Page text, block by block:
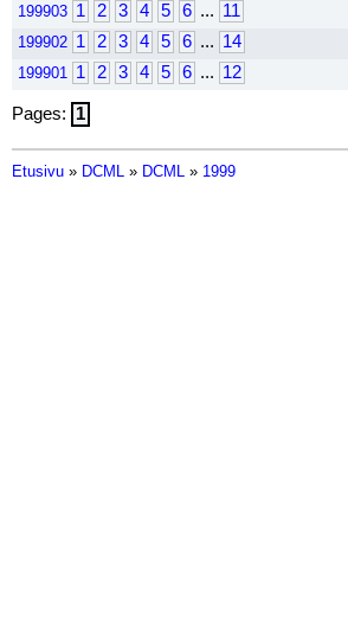
199903 1 2 3 4 5 6 ... 11
199902 1 2 3 4 5 6 ... 14
199901 1 2 3 4 5 6 ... 12
Pages: 1
Etusivu » DCML » DCML » 1999